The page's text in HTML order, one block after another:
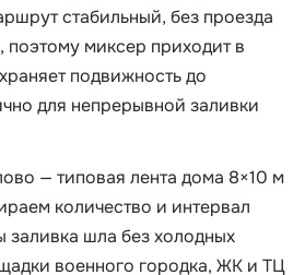
стабильный, без проезда
поэтому миксер приходит в
подвижность до
для непрерывной заливки
— типовая лента дома 8×10 м
количество и интервал
заливка шла без холодных
военного городка, ЖК и ТЦ